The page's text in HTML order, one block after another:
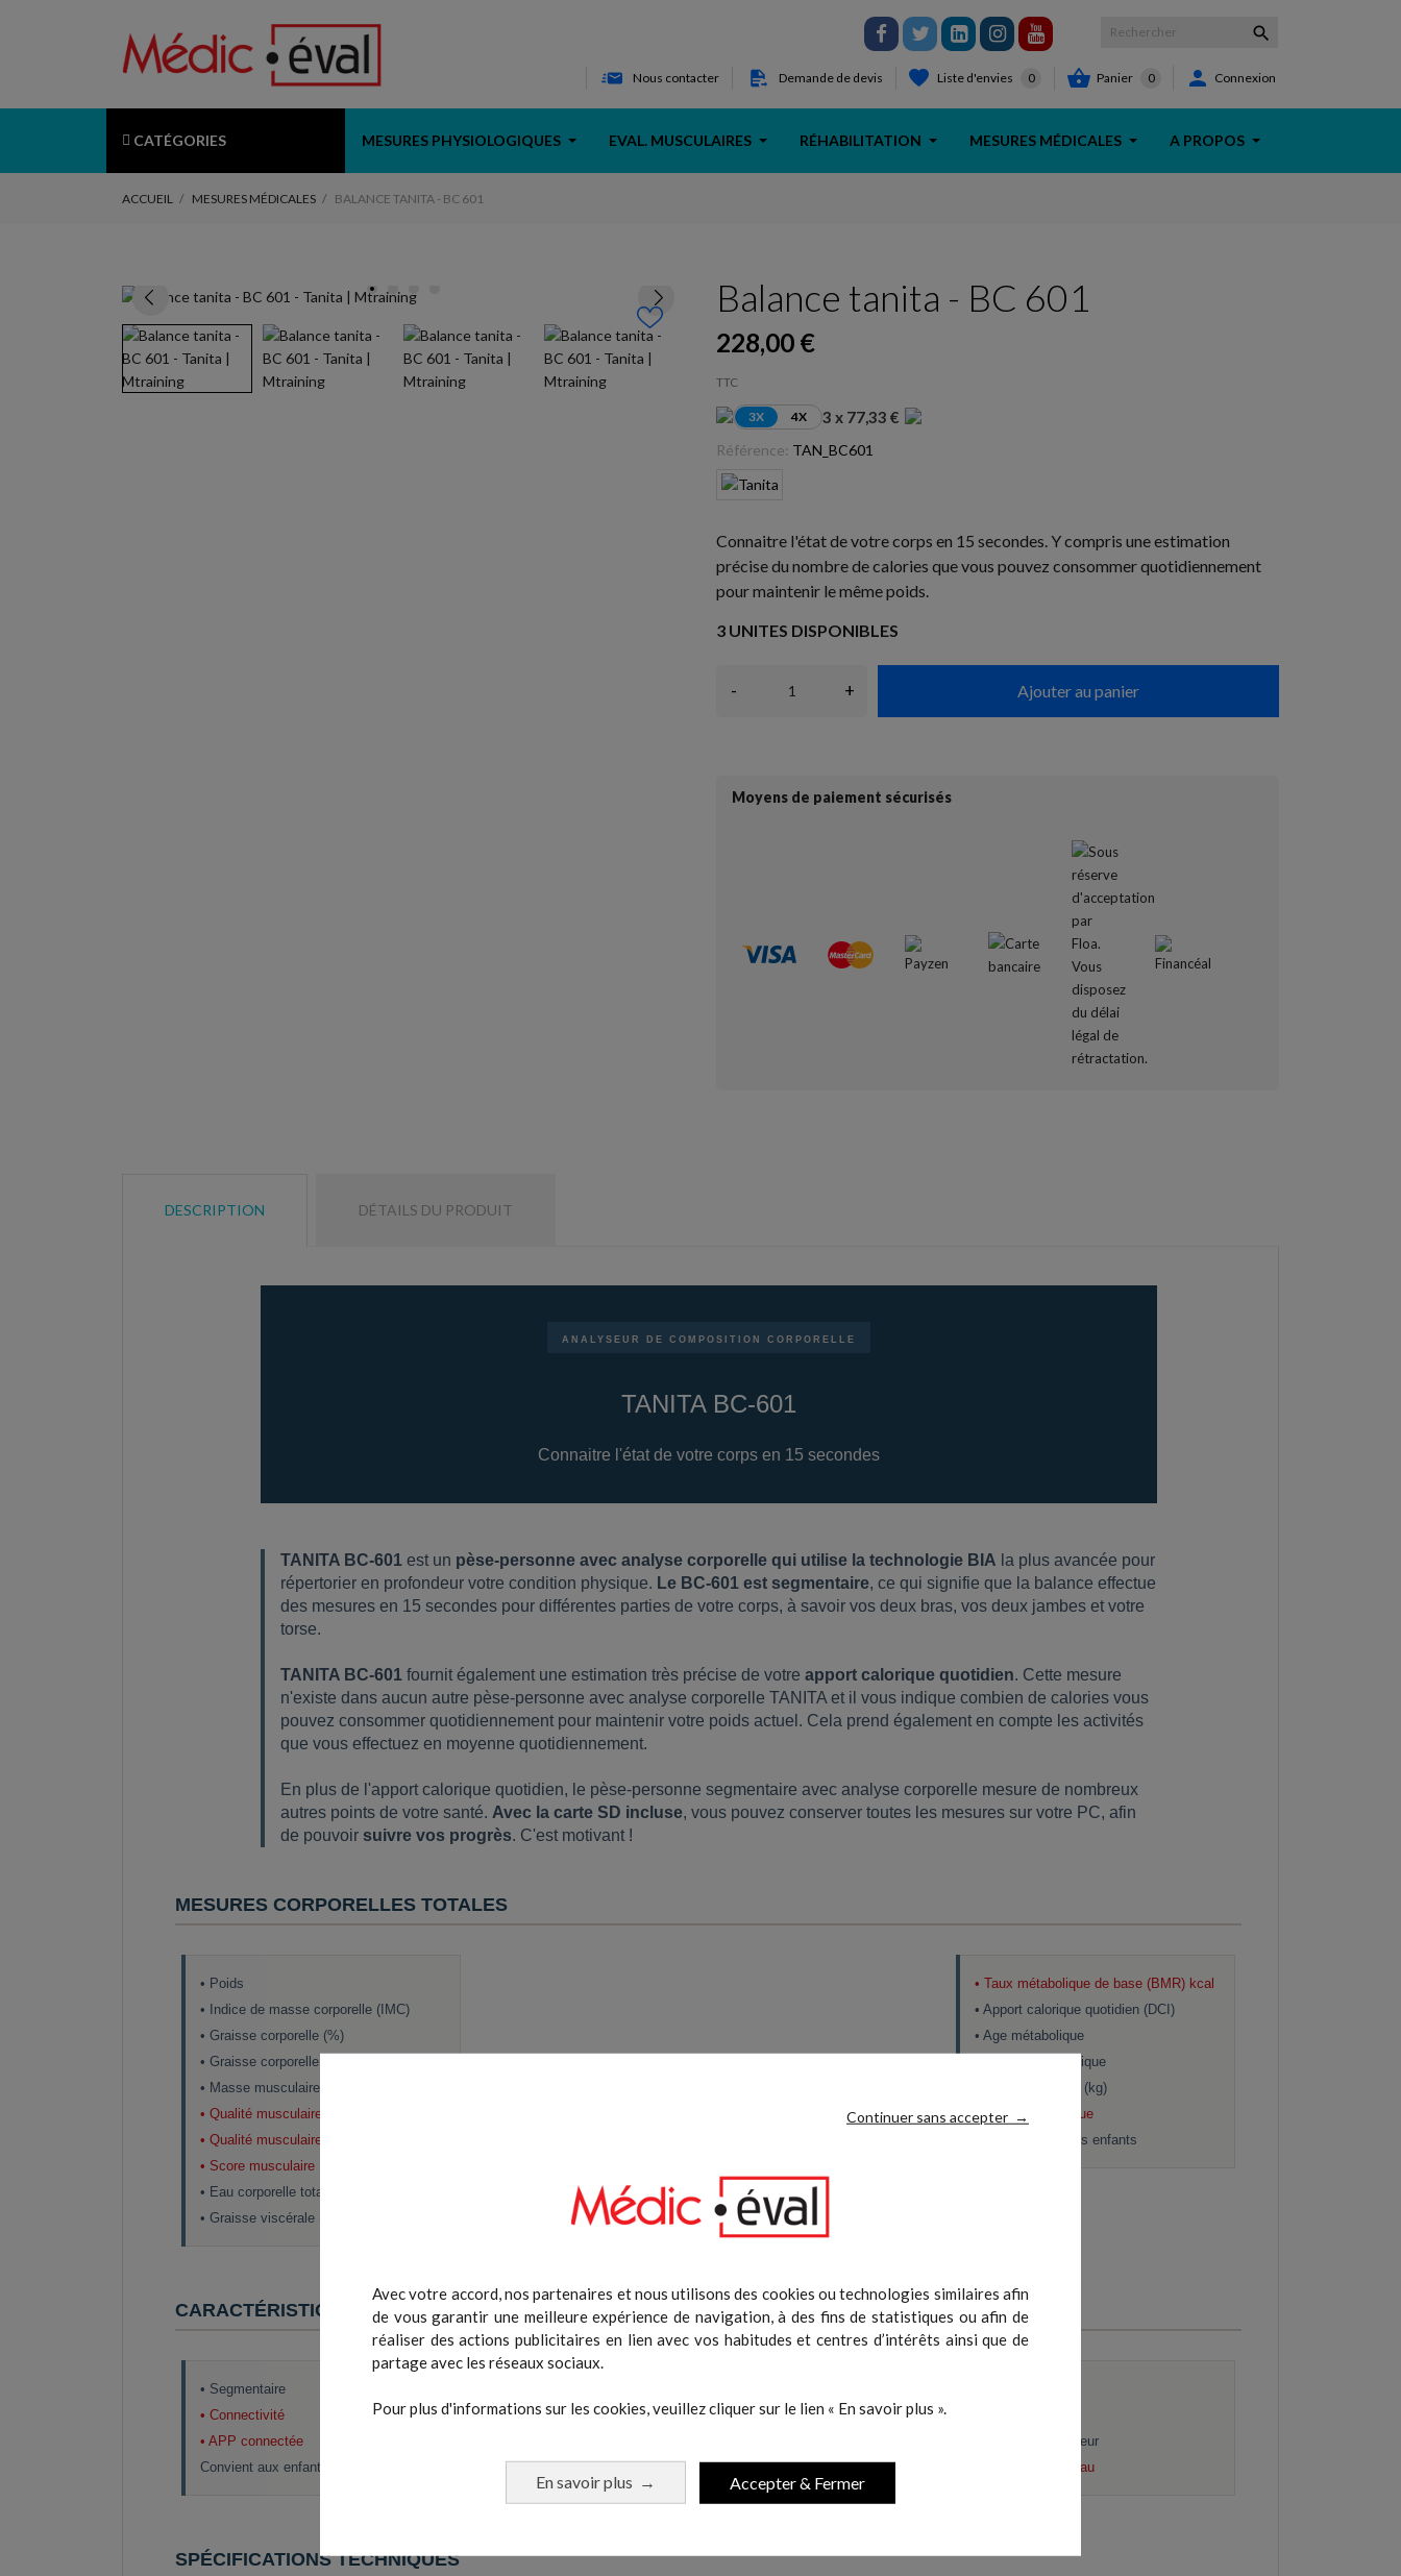
Continuer sans accepter →
Avec votre accord, nos partenaires et nous utilisons des cookies ou technologies similaires afin
de vous garantir une meilleure expérience de navigation, à des fins de statistiques ou afin de
réaliser des actions publicitaires en lien avec vos habitudes et centres d’intérêts ainsi que de
partage avec les réseaux sociaux.
Pour plus d'informations sur les cookies, veuillez cliquer sur le lien « En savoir plus ».
En savoir plus → Accepter & Fermer

Nous contacter Demande de devis Liste d'envies 0  Panier 0  Connexion
CATÉGORIES MESURES PHYSIOLOGIQUES EVAL. MUSCULAIRES RÉHABILITATION MESURES MÉDICALES A PROPOS
ACCUEIL MESURES MÉDICALES BALANCE TANITA - BC 601
Balance tanita - BC 601
228,00 €
TTC
3X 4X 3 x 77,33 €
Référence: TAN_BC601
Connaitre l'état de votre corps en 15 secondes. Y compris une estimation
précise du nombre de calories que vous pouvez consommer quotidiennement
pour maintenir le même poids.
3 UNITES DISPONIBLES
- + Ajouter au panier
Moyens de paiement sécurisés
DESCRIPTION DÉTAILS DU PRODUIT
ANALYSEUR DE COMPOSITION CORPORELLE
TANITA BC-601
Connaitre l'état de votre corps en 15 secondes
TANITA BC-601est un pèse-personne avec analyse corporelle qui utilise la technologie BIA la plus avancée pour
répertorier en profondeur votre condition physique. Le BC-601 est segmentaire, ce qui signifie que la balance effectue
des mesures en 15 secondes pour différentes parties de votre corps, à savoir vos deux bras, vos deux jambes et votre
torse.
TANITA BC-601fournit également une estimation très précise de votre apport calorique quotidien. Cette mesure
n'existe dans aucun autre pèse-personne avec analyse corporelle TANITA et il vous indique combien de calories vous
pouvez consommer quotidiennement pour maintenir votre poids actuel. Cela prend également en compte les activités
que vous effectuez en moyenne quotidiennement.
En plus de l'apport calorique quotidien, le pèse-personne segmentaire avec analyse corporelle mesure de nombreux
autres points de votre santé. Avec la carte SD incluse, vous pouvez conserver toutes les mesures sur votre PC, afin
de pouvoirsuivre vos progrès. C'est motivant !
MESURES CORPORELLES TOTALES
• Poids
• Indice de masse corporelle (IMC)
• Graisse corporelle (%)
• Graisse corporelle segmentaire(%)
• Masse musculaire
• Qualité musculaire segmentaire (kg)
• Qualité musculaire
• Score musculaire
• Eau corporelle totale (TBW %)
• Graisse viscérale (%)
• Taux métabolique de base (BMR) kcal
• Apport calorique quotidien (DCI)
• Age métabolique
• Evaluation physique
• Masse osseuse (kg)
• Rythme cardiaque
• Mesures pour les enfants
CARACTÉRISTIQUES
• Segmentaire
• Connectivité
• APP connectée
Convient aux enfants
• Mémoire utilisateur
• Résistance à l'eau
SPÉCIFICATIONS TECHNIQUES